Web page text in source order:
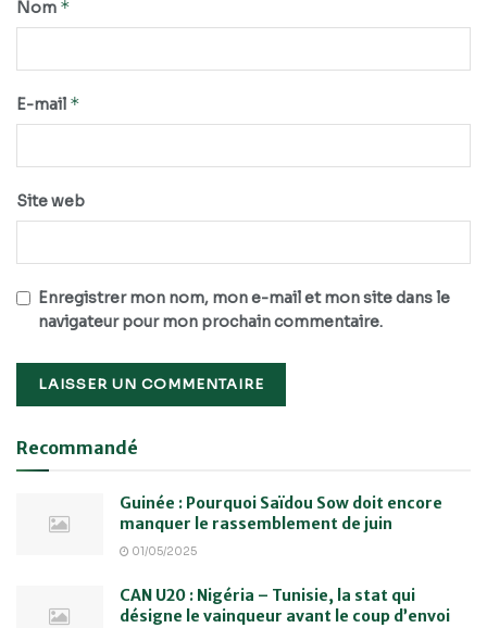
Nom *
E-mail *
Site web
Enregistrer mon nom, mon e-mail et mon site dans le
navigateur pour mon prochain commentaire.
Recommandé
Guinée : Pourquoi Saïdou Sow doit encore
manquer le rassemblement de juin
01/05/2025
CAN U20 : Nigéria – Tunisie, la stat qui
désigne le vainqueur avant le coup d’envoi